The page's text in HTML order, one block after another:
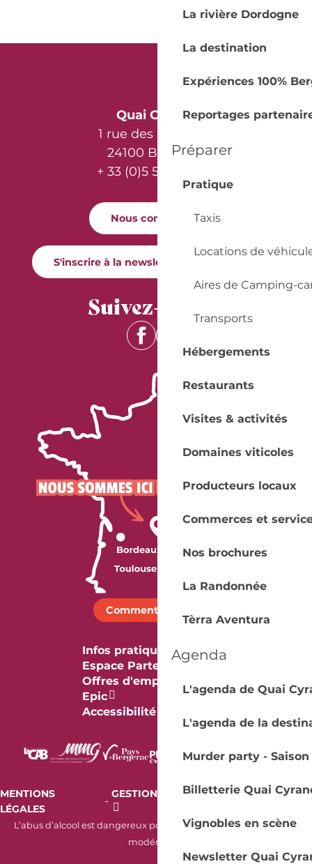
La rivière Dordogne
La destination
Expériences 100%
Reportages
Préparer
Pratique
Taxis
Locations de
Aires de Camping-
Transports
Hébergements
Restaurants
Visites & activités
Domaines viticoles
Producteurs locaux
Commerces et
Nos brochures
La Randonnée
Tèrra Aventura
Agenda
L'agenda de Quai
L'agenda de la
Murder party - Saison
Billetterie Quai
Vignobles en scène
Newsletter Quai
Quai Cyrano
1 rue des Récollets
24100 Bergerac
+ 33 (0)5 53 57 03 11
Nous contacter
S'inscrire à la newsletter Quai Cyrano
Suivez-nous !
Comment venir ?
Infos pratiques
Espace Partenaires
Offres d'emploi & stage
Epic
Accessibilité
MENTIONS
LÉGALES
-
GESTION DES COOKIES
AUDIT
L’abus d’alcool est dangereux pour la santé. À consommer avec
modération.